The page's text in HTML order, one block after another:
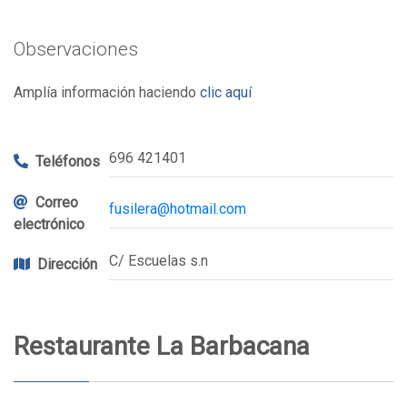
Observaciones
Amplía información haciendo clic aquí
Teléfonos 696 421401
Correo
electrónico
fusilera@hotmail.com
Dirección C/ Escuelas s.n
Restaurante La Barbacana